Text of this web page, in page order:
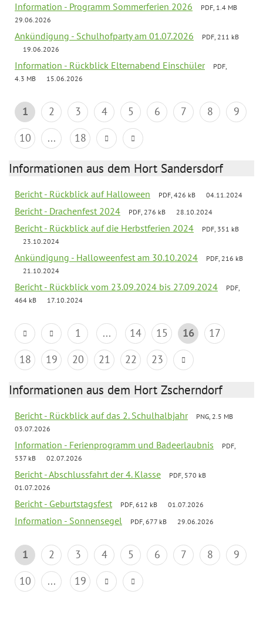
Information - Programm Sommerferien 2026
PDF, 1.4 MB
29.06.2026
Ankündigung - Schulhofparty am 01.07.2026
PDF, 211 kB
19.06.2026
Information - Rückblick Elternabend Einschüler
PDF,
4.3 MB
15.06.2026
1 2 3 4 5 6 7 8
9
10
... 18
Informationen aus dem Hort Sandersdorf
Bericht - Rückblick auf Halloween PDF, 426 kB 04.11.2024
Bericht - Drachenfest 2024 PDF, 276 kB 28.10.2024
Bericht - Rückblick auf die Herbstferien 2024
PDF, 351 kB
23.10.2024
Ankündigung - Halloweenfest am 30.10.2024
PDF, 216 kB
21.10.2024
Bericht - Rückblick vom 23.09.2024 bis 27.09.2024
PDF,
464 kB
17.10.2024
1 ... 14 15 16
17
18
19 20 21 22 23
Informationen aus dem Hort Zscherndorf
Bericht - Rückblick auf das 2. Schulhalbjahr
PNG, 2.5 MB
03.07.2026
Information - Ferienprogramm und Badeerlaubnis
PDF,
537 kB
02.07.2026
Bericht - Abschlussfahrt der 4. Klasse
PDF, 570 kB
01.07.2026
Bericht - Geburtstagsfest PDF, 612 kB 01.07.2026
Information - Sonnensegel PDF, 677 kB 29.06.2026
1 2 3 4 5 6 7 8
9
10
... 19